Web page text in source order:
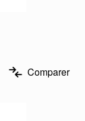
Comparer